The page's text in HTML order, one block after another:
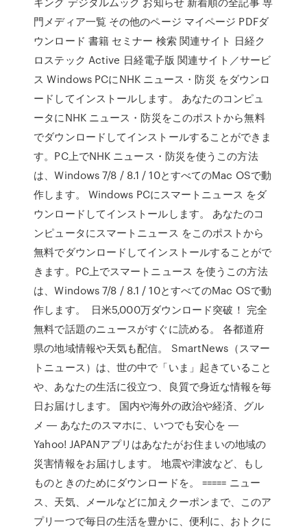
門メディア一覧 その他のページ マイページ PDFダ
ウンロード 書籍 セミナー 検索 関連サイト 日経ク
ロステック Active 日経電子版 関連サイト／サービ
ス Windows PCにNHK ニュース・防災 をダウンロ
ードしてインストールします。 あなたのコンピュ
ータにNHK ニュース・防災をこのポストから無料
でダウンロードしてインストールすることができま
す。PC上でNHK ニュース・防災を使うこの方法
は、Windows 7/8 / 8.1 / 10とすべてのMac OSで動
作します。 Windows PCにスマートニュース をダ
ウンロードしてインストールします。 あなたのコ
ンピュータにスマートニュース をこのポストから
無料でダウンロードしてインストールすることがで
きます。PC上でスマートニュース を使うこの方法
は、Windows 7/8 / 8.1 / 10とすべてのMac OSで動
作します。 ‎ 日米5,000万ダウンロード突破！ 完全
無料で話題のニュースがすぐに読める。 各都道府
県の地域情報や天気も配信。 SmartNews（スマー
トニュース）は、世の中で「いま」起きていること
や、あなたの生活に役立つ、良質で身近な情報を毎
日お届けします。 国内や海外の政治や経済、グル
メ ‎― あなたのスマホに、いつでも安心を ―
Yahoo! JAPANアプリはあなたがお住まいの地域の
災害情報をお届けします。 地震や津波など、もし
ものときのためにダウンロードを。 ===== ニュー
ス、天気、メールなどに加えクーポンまで、このア
プリ一つで毎日の生活を豊かに、便利に、おトクに